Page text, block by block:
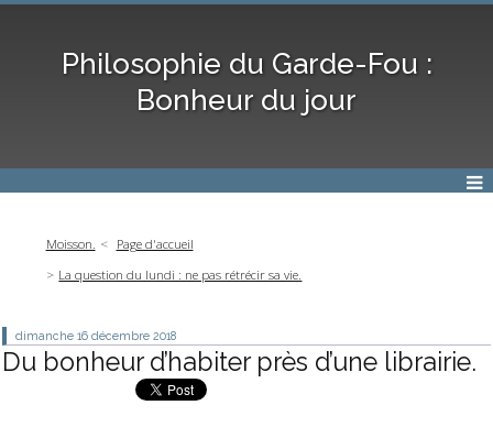
Philosophie du Garde-Fou :
Bonheur du jour
Moisson.
Page d'accueil
La question du lundi : ne pas rétrécir sa vie.
dimanche 16 décembre 2018
Du bonheur d’habiter près d’une librairie.